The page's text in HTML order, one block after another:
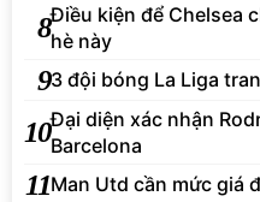
8Điều kiện để Chelsea
hè này
93 đội bóng La Liga
10Đại diện xác nhận
Barcelona
11Man Utd cần mức giá